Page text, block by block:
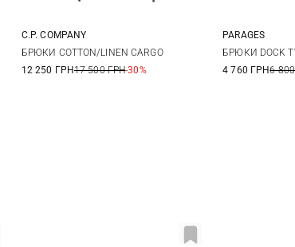
46 48 50
C.P. COMPANY
БРЮКИ COTTON/LINEN CARGO
12 250 ГРН17 500 ГРН-30%
30
PARAGES
БРЮКИ DOCK
4 760 ГРН6